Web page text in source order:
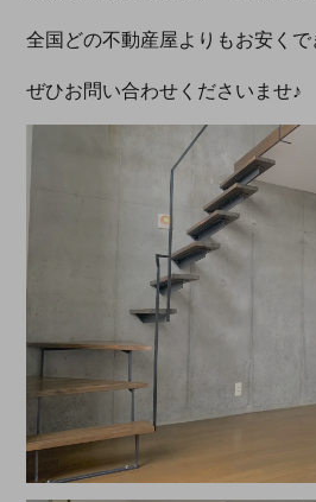
全国どの不動産屋よりもお安くで
ぜひお問い合わせくださいませ♪